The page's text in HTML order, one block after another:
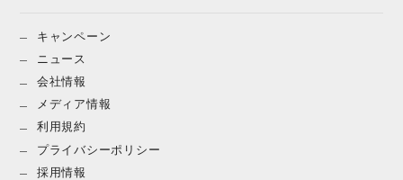
キャンペーン
ニュース
会社情報
メディア情報
利用規約
プライバシーポリシー
採用情報